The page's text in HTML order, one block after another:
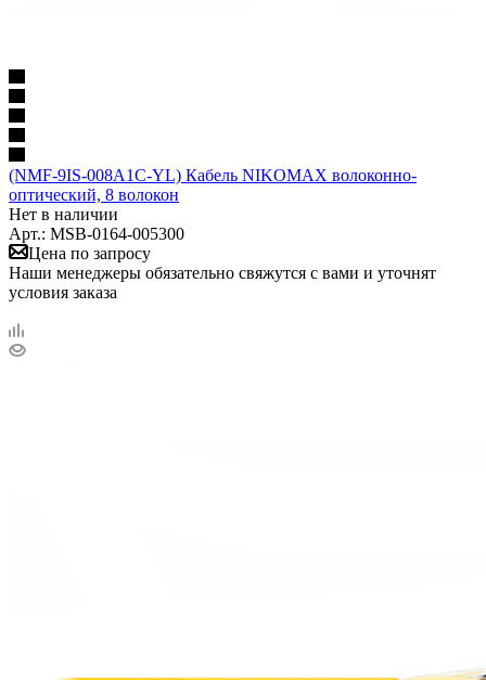
(NMF-9IS-008A1C-YL) Кабель NIKOMAX волоконно-
оптический, 8 волокон
Нет в наличии
Арт.: MSB-0164-005300
Цена по запросу
Наши менеджеры обязательно свяжутся с вами и уточнят
условия заказа